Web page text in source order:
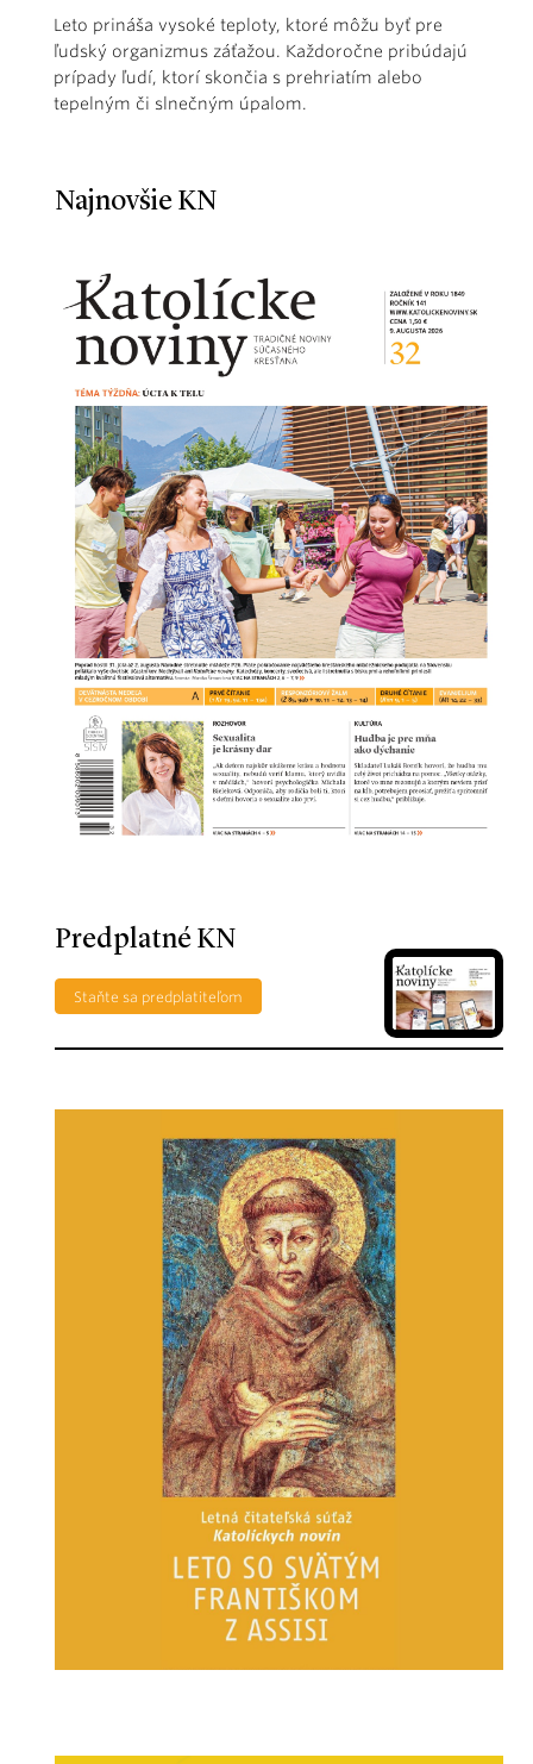
Leto prináša vysoké teploty, ktoré môžu byť pre
ľudský organizmus záťažou. Každoročne pribúdajú
prípady ľudí, ktorí skončia s prehriatím alebo
tepelným či slnečným úpalom.
Najnovšie KN
Predplatné KN
Staňte sa predplatiteľom